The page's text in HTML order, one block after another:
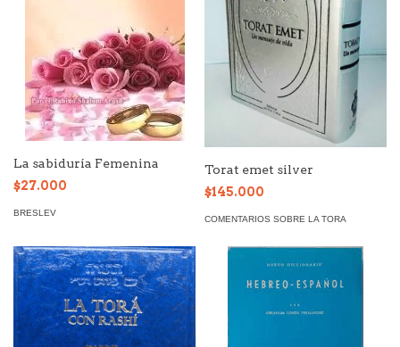
La sabiduría Femenina
$27.000
BRESLEV
Torat emet silver
$145.000
COMENTARIOS SOBRE LA TORA